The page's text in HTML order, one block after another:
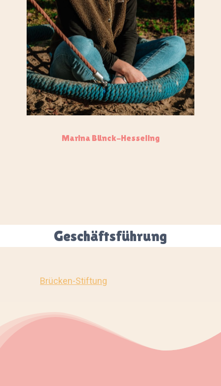
Marina Bünck-Hesseling
Geschäftsführung
Brücken-Stiftung